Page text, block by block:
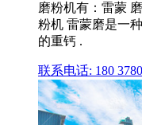
磨粉机有：雷蒙
粉机 雷蒙磨是一
的重钙 .
联系电话: 180